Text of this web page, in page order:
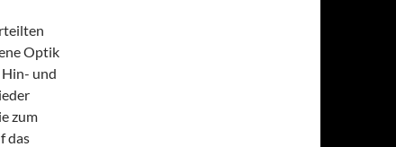
Optik
und
zum
das